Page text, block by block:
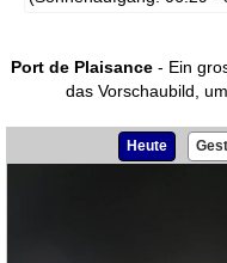
Port de Plaisance- Ein
das Vorschaubild,
Heute